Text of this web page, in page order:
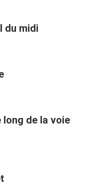
du midi
long de la voie